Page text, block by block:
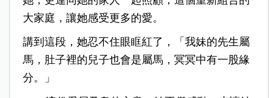
大家庭，讓她感受更多的愛。
講到這段，她忍不住眼眶紅了，「我妹的先生屬
馬，肚子裡的兒子也會是屬馬，冥冥中有一股緣
分。」